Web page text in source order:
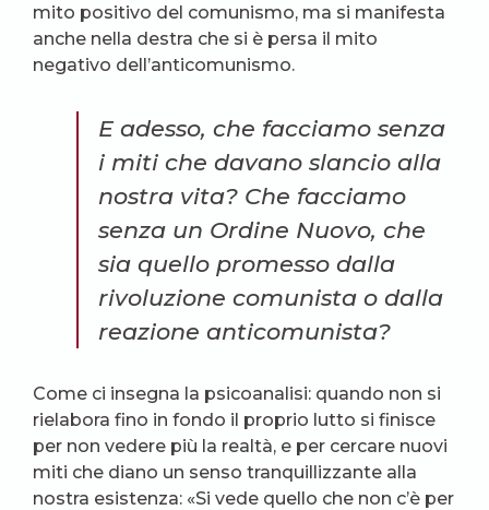
mito positivo del comunismo, ma si manifesta
anche nella destra che si è persa il mito
negativo dell’anticomunismo.
E adesso, che facciamo senza
i miti che davano slancio alla
nostra vita? Che facciamo
senza un Ordine Nuovo, che
sia quello promesso dalla
rivoluzione comunista o dalla
reazione anticomunista?
Come ci insegna la psicoanalisi: quando non si
rielabora fino in fondo il proprio lutto si finisce
per non vedere più la realtà, e per cercare nuovi
miti che diano un senso tranquillizzante alla
nostra esistenza: «Si vede quello che non c’è per